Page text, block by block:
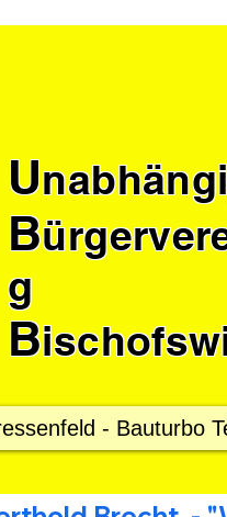
U
B
g
B
- Bauturbo